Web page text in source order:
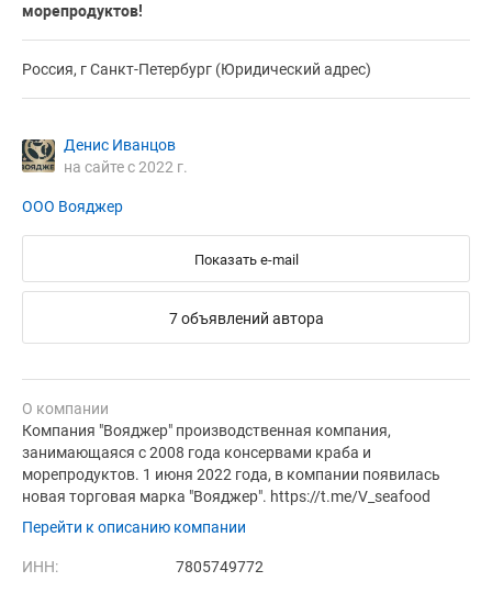
морепродуктов!
Россия, г Санкт-Петербург (Юридический адрес)
Денис Иванцов
на сайте с 2022 г.
ООО Вояджер
Показать e-mail
7 объявлений автора
О компании
Компания "Вояджер" производственная компания,
занимающаяся с 2008 года консервами краба и
морепродуктов. 1 июня 2022 года, в компании появилась
новая торговая марка "Вояджер". https://t.me/V_seafood
Перейти к описанию компании
ИНН: 7805749772